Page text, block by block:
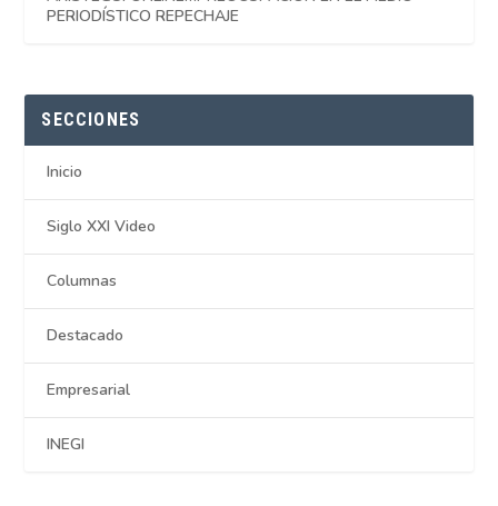
PERIODÍSTICO REPECHAJE
SECCIONES
Inicio
Siglo XXI Video
Columnas
Destacado
Empresarial
INEGI